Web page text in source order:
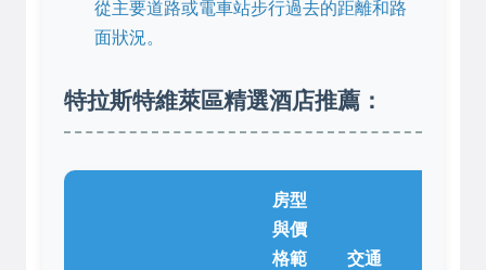
從主要道路或電車站步行過去的距離和路
面狀況。
特拉斯特維萊區精選酒店推薦：
房型
與價
格範
交通